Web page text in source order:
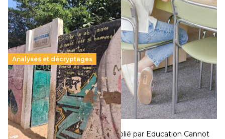
Analyses et décryptages
258 millions d’enfants victimes de la guerre, des
chocs climatiques et des déplacements de
population
11 juillet 2026- National
Un nouveau rapport mondial publié par Education Cannot